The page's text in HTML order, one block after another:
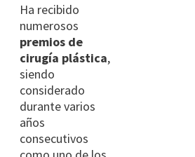
Ha recibido
numerosos
premios de
cirugía plástica,
siendo
considerado
durante varios
años
consecutivos